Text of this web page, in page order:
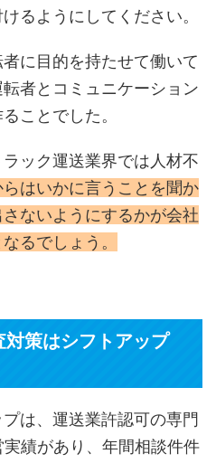
るようにしてください。
に目的を持たせて働いて
者とコミュニケーション
ことでした。
ック運送業界では人材不
らはいかに言うことを聞か
ないようにするかが会社
るでしょう。
策はシフトアップ
は、運送業許認可の専門
績があり、年間相談件件